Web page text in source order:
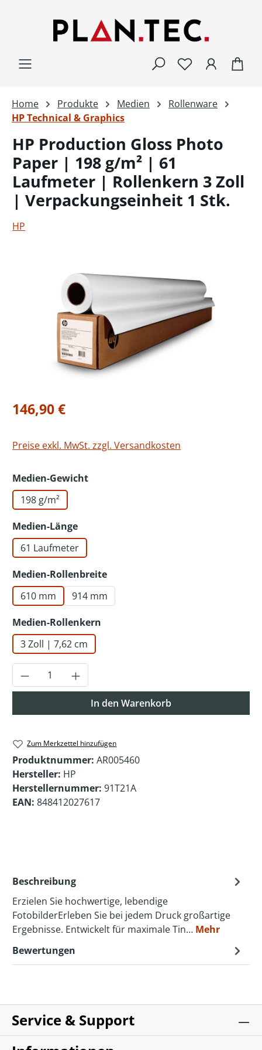
Home Produkte Medien
Rollenware
HP Technical & Graphics
HP Production Gloss Photo
Paper | 198 g/m² | 61
Laufmeter | Rollenkern 3 Zoll
| Verpackungseinheit 1 Stk.
HP
Regulärer Preis:
146,90 €
Preise exkl. MwSt. zzgl. Versandkosten
Medien-Gewichtauswählen
198 g/m²
Medien-Längeauswählen
61 Laufmeter
Medien-Rollenbreiteauswählen
610 mm
914 mm
Medien-Rollenkern
3 Zoll | 7,62 cm
Produkt Anzahl: Gib den gewünschten
In den Warenkorb
Zum Merkzettel hinzufügen
Produktnummer: AR005460
Hersteller: HP
Herstellernummer: 91T21A
EAN: 848412027617
Beschreibung
Erzielen Sie hochwertige, lebendige
FotobilderErleben Sie bei jedem Druck großartige
Ergebnisse. Entwickelt für maximale Tin… Mehr
Bewertungen
Service & Support